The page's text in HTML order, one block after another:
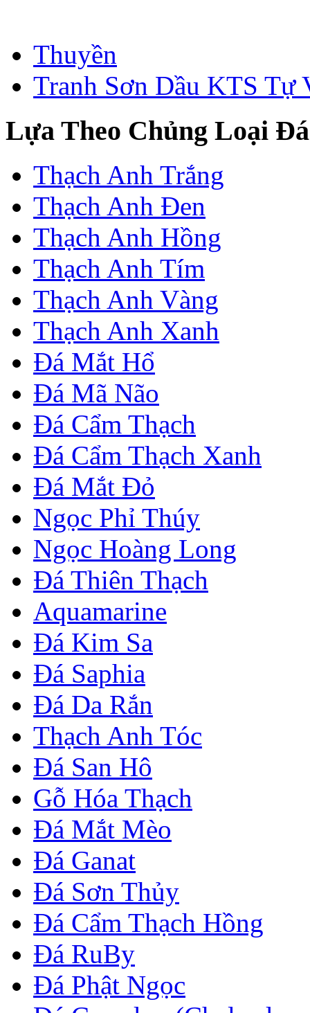
Thuyền
Tranh Sơn Dầu KTS Tự
Lựa Theo Chủng Loại Đá
Thạch Anh Trắng
Thạch Anh Đen
Thạch Anh Hồng
Thạch Anh Tím
Thạch Anh Vàng
Thạch Anh Xanh
Đá Mắt Hổ
Đá Mã Não
Đá Cẩm Thạch
Đá Cẩm Thạch Xanh
Đá Mắt Đỏ
Ngọc Phỉ Thúy
Ngọc Hoàng Long
Đá Thiên Thạch
Aquamarine
Đá Kim Sa
Đá Saphia
Đá Da Rắn
Thạch Anh Tóc
Đá San Hô
Gỗ Hóa Thạch
Đá Mắt Mèo
Đá Ganat
Đá Sơn Thủy
Đá Cẩm Thạch Hồng
Đá RuBy
Đá Phật Ngọc